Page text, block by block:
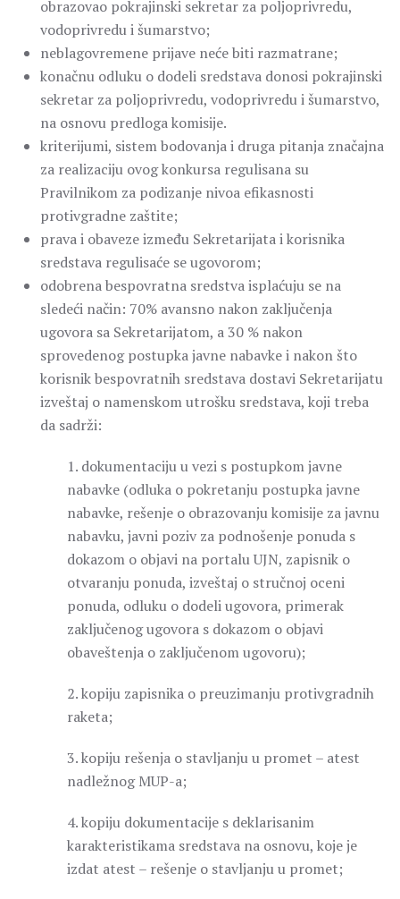
obrazovao pokrajinski sekretar za poljoprivredu,
vodoprivredu i šumarstvo;
neblagovremene prijave neće biti razmatrane;
konačnu odluku o dodeli sredstava donosi pokrajinski
sekretar za poljoprivredu, vodoprivredu i šumarstvo,
na osnovu predloga komisije.
kriterijumi, sistem bodovanja i druga pitanja značajna
za realizaciju ovog konkursa regulisana su
Pravilnikom za podizanje nivoa efikasnosti
protivgradne zaštite;
prava i obaveze između Sekretarijata i korisnika
sredstava regulisaće se ugovorom;
odobrena bespovratna sredstva isplaćuju se na
sledeći način: 70% avansno nakon zaključenja
ugovora sa Sekretarijatom, a 30 % nakon
sprovedenog postupka javne nabavke i nakon što
korisnik bespovratnih sredstava dostavi Sekretarijatu
izveštaj o namenskom utrošku sredstava, koji treba
da sadrži:
1. dokumentaciju u vezi s postupkom javne
nabavke (odluka o pokretanju postupka javne
nabavke, rešenje o obrazovanju komisije za javnu
nabavku, javni poziv za podnošenje ponuda s
dokazom o objavi na portalu UJN, zapisnik o
otvaranju ponuda, izveštaj o stručnoj oceni
ponuda, odluku o dodeli ugovora, primerak
zaključenog ugovora s dokazom o objavi
obaveštenja o zaključenom ugovoru);
2. kopiju zapisnika o preuzimanju protivgradnih
raketa;
3. kopiju rešenja o stavljanju u promet – atest
nadležnog MUP-a;
4. kopiju dokumentacije s deklarisanim
karakteristikama sredstava na osnovu, koje je
izdat atest – rešenje o stavljanju u promet;